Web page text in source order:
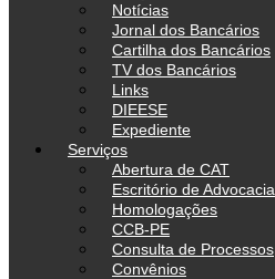
Notícias
Jornal dos Bancários
Cartilha dos Bancários
TV dos Bancários
Links
DIEESE
Expediente
Serviços
Abertura de CAT
Escritório de Advocacia
Homologações
CCB-PE
Consulta de Processos
Convênios